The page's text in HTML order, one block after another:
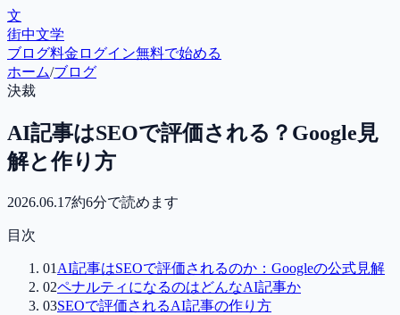
文
街中文学
ブログ料金 ログイン無料で始める
ホーム/ブログ
決裁
AI記事はSEOで評価される？Google見
解と作り方
2026.06.17約6分で読めます
目次
01 AI記事はSEOで評価されるのか：Googleの公式見解
02ペナルティになるのはどんなAI記事か
03SEOで評価されるAI記事の作り方